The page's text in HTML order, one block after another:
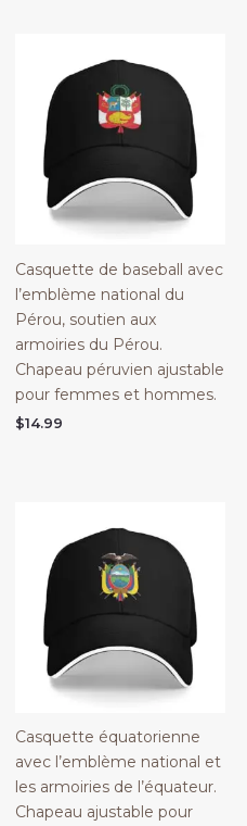
Casquette de baseball avec
l’emblème national du
Pérou, soutien aux
armoiries du Pérou.
Chapeau péruvien ajustable
pour femmes et hommes.
$14.99
Casquette équatorienne
avec l’emblème national et
les armoiries de l’équateur.
Chapeau ajustable pour